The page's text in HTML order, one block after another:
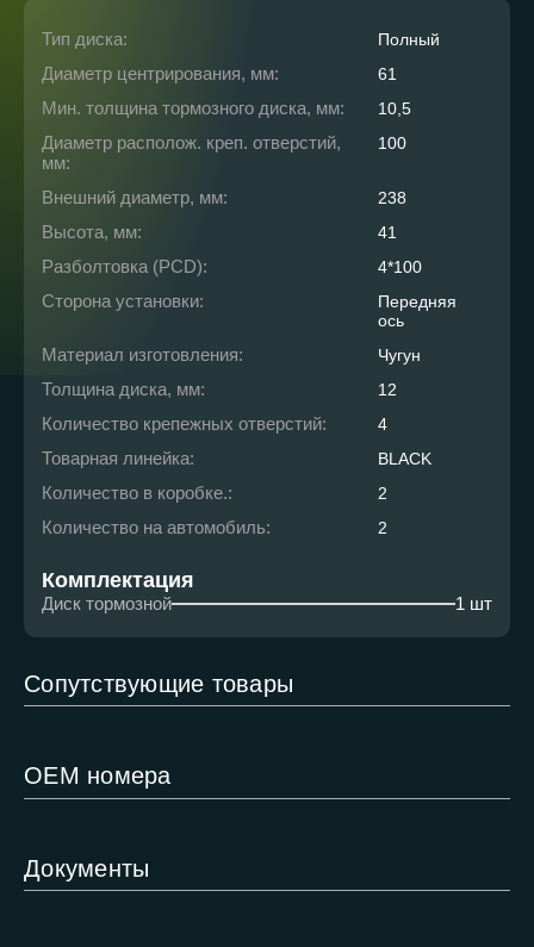
Тип диска: Полный
Диаметр центрирования, мм: 61
Мин. толщина тормозного диска, мм: 10,5
Диаметр располож. креп. отверстий,
мм:
100
Внешний диаметр, мм: 238
Высота, мм: 41
Разболтовка (PCD): 4*100
Сторона установки:
Передняя
ось
Материал изготовления: Чугун
Толщина диска, мм: 12
Количество крепежных отверстий: 4
Товарная линейка: BLACK
Количество в коробке.: 2
Количество на автомобиль: 2
Комплектация
Диск тормозной 1 шт
Сопутствующие товары
ОЕМ номера
Документы